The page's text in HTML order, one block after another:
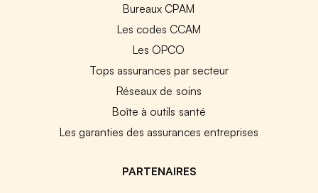
Bureaux CPAM
Les codes CCAM
Les OPCO
Tops assurances par secteur
Réseaux de soins
Boîte à outils santé
Les garanties des assurances entreprises
PARTENAIRES